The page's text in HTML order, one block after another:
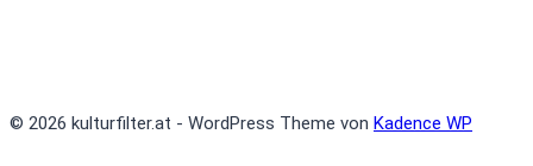
© 2026 kulturfilter.at - WordPress Theme von Kadence WP